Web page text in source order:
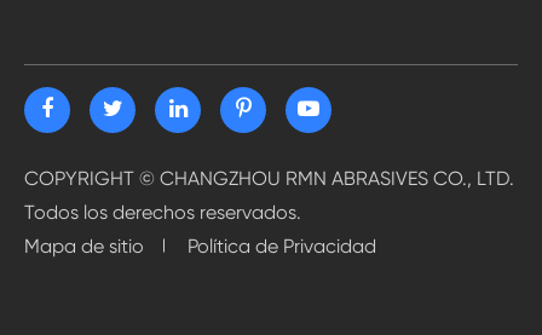
COPYRIGHT © CHANGZHOU RMN ABRASIVES CO., LTD.
Todos los derechos reservados.
Mapa de sitio
Política de Privacidad